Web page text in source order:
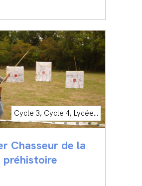
Cycle 3, Cycle 4, Lycée...
Chasseur de la
préhistoire